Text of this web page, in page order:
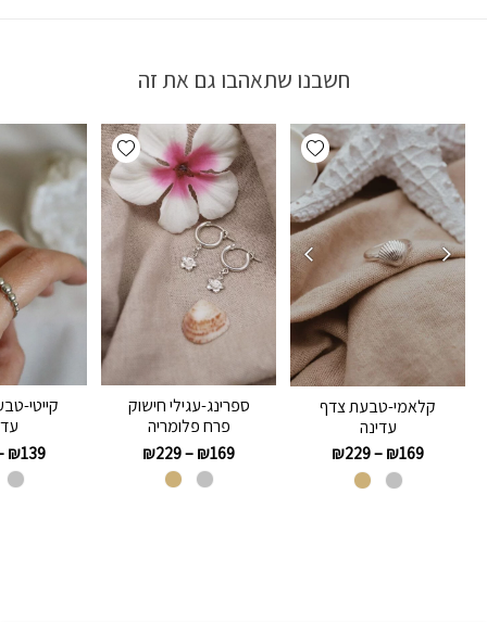
חשבנו שתאהבו גם את זה
Add wishlist
קלאמי-טבעת צדף
עדינה
₪169
–
₪229
Add wishlist
ספרינג-עגילי חישוק
פרח פלומריה
₪169
–
₪229
קייטי-
₪139